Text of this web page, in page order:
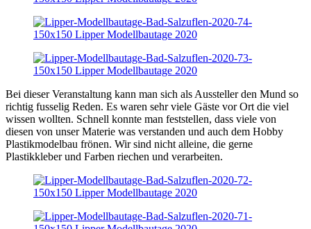
Bei dieser Veranstaltung kann man sich als Aussteller den Mund so
richtig fusselig Reden. Es waren sehr viele Gäste vor Ort die viel
wissen wollten. Schnell konnte man feststellen, dass viele von
diesen von unser Materie was verstanden und auch dem Hobby
Plastikmodelbau frönen. Wir sind nicht alleine, die gerne
Plastikkleber und Farben riechen und verarbeiten.